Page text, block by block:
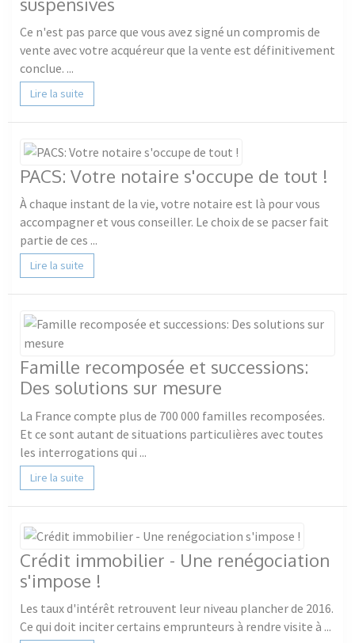
Ce n'est pas parce que vous avez signé un compromis de
vente avec votre acquéreur que la vente est définitivement
conclue. ...
Lire la suite
PACS: Votre notaire s'occupe de tout !
À chaque instant de la vie, votre notaire est là pour vous
accompagner et vous conseiller. Le choix de se pacser fait
partie de ces ...
Lire la suite
Famille recomposée et successions:
Des solutions sur mesure
La France compte plus de 700 000 familles recomposées.
Et ce sont autant de situations particulières avec toutes
les interrogations qui ...
Lire la suite
Crédit immobilier - Une renégociation
s'impose !
Les taux d'intérêt retrouvent leur niveau plancher de 2016.
Ce qui doit inciter certains emprunteurs à rendre visite à ...